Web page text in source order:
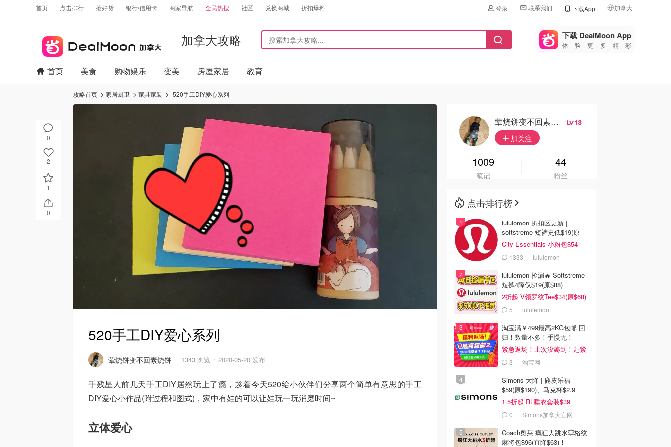
首页 点击排行 抢好货 银行/信用卡 商家导航 全民热搜 社区 兑换商城 折扣爆料 登录 联系我们 下载App 加拿大
🇺🇸
美国
🇨🇳中国
🇩🇪德国
🇮🇹
🇦🇺
加拿大攻略 下载 DealMoon App
体验更多精彩
0
2
1
0
首页 美食 购物娱乐 变美 房屋家居 教育
攻略首页 家居厨卫 家具家装 520手工DIY爱心系列
520手工DIY爱心系列
荤烧饼变不回素烧饼 1343 浏览 2020-05-20 发布
手残星人前几天手工DIY居然玩上了瘾，趁着今天520给小伙伴们分享两个简单有意思的手工
DIY爱心小作品(附过程和图式)，家中有娃的可以让娃玩一玩消磨时间~
立体爱心
荤烧饼变不回素烧饼 13
加关注
1009
笔记
44
粉丝
点击排行榜
lululemon 折扣区更新 |
softstreme 短裤史低$19(原
$88)
City Essentials 小粉包$54
1333 lululemon
lululemon 捡漏🔥 Softstreme
短裤4降仅$19(原$88)
2折起 V领罗纹Tee$34(原$68)
5 lululemon
淘宝满￥499最高2KG包邮 回
归！数量不多！手慢无！
紧急返场！上次没薅到！赶紧
冲 3 淘宝网
Simons 大降 | 麂皮乐福
$59(原$190)、马克杯$2.9
1.5折起 RL睡衣套装$39
0 Simons加拿大官网
Coach奥莱 疯狂大跳水💥格纹
麻将包$96(直降$63)！